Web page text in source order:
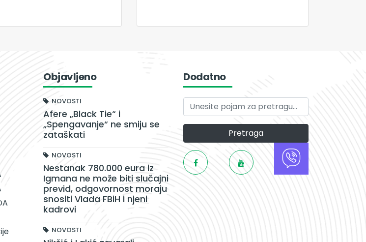
Objavljeno
NOVOSTI
Afere „Black Tie“ i
„Spengavanje“ ne smiju se
zataškati
NOVOSTI
Nestanak 780.000 eura iz
Igmana ne može biti slučajni
previd, odgovornost moraju
snositi Vlada FBiH i njeni
kadrovi
NOVOSTI
Dodatno
Pretraga